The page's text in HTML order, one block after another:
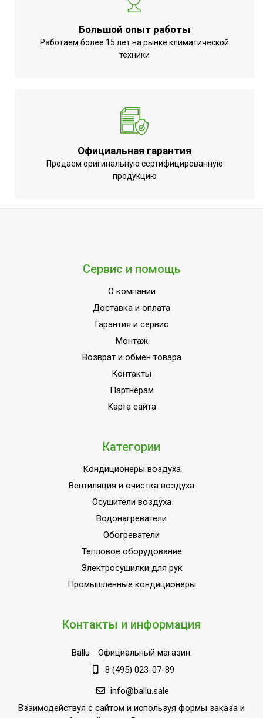
Большой опыт работы
Работаем более 15 лет на рынке климатической
техники
Официальная гарантия
Продаем оригинальную сертифицированную
продукцию
Сервис и помощь
О компании
Доставка и оплата
Гарантия и сервис
Монтаж
Возврат и обмен товара
Контакты
Партнёрам
Карта сайта
Категории
Кондиционеры воздуха
Вентиляция и очистка воздуха
Осушители воздуха
Водонагреватели
Обогреватели
Тепловое оборудование
Электросушилки для рук
Промышленные кондиционеры
Контакты и информация
Ballu - Официальный магазин.
8 (495) 023-07-89
info@ballu.sale
Взаимодействуя с сайтом и используя формы заказа и